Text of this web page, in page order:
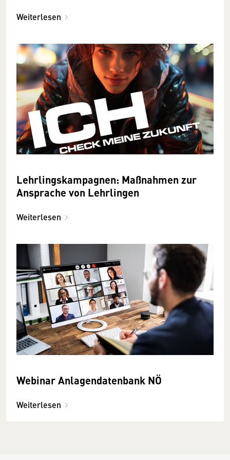
Weiterlesen
Lehrlingskampagnen: Maßnahmen zur
Ansprache von Lehrlingen
Weiterlesen
Webinar Anlagendatenbank NÖ
Weiterlesen